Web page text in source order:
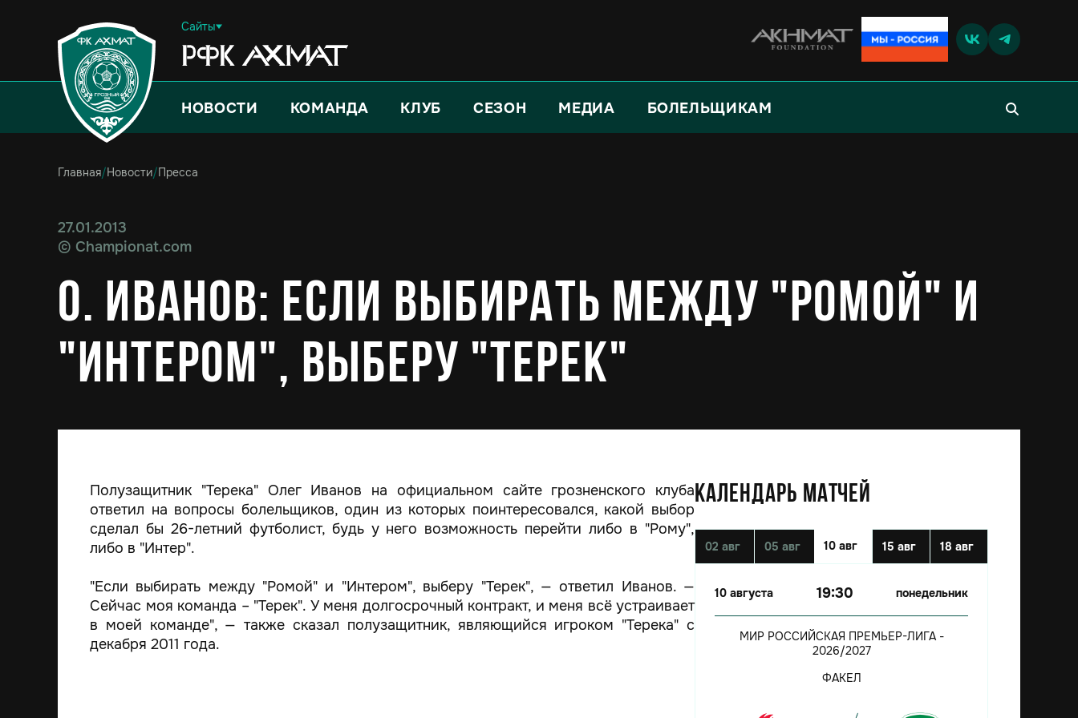
Сайты
НОВОСТИ КОМАНДА КЛУБ СЕЗОН МЕДИА БОЛЕЛЬЩИКАМ
Главная/Новости/Пресса
27.01.2013
© Championat.com
О. Иванов: если выбирать между "Ромой" и
"Интером", выберу "Терек"
КАЛЕНДАРЬ МАТЧЕЙ
02 авг 05 авг 10 авг 15 авг 18 авг
10 августа 19:30 понедельник
МИР РОССИЙСКАЯ ПРЕМЬЕР-ЛИГА -
2026/2027
ФАКЕЛ
Полузащитник "Терека" Олег Иванов на официальном сайте грозненского клуба
ответил на вопросы болельщиков, один из которых поинтересовался, какой выбор
сделал бы 26-летний футболист, будь у него возможность перейти либо в "Рому",
либо в "Интер".
"Если выбирать между "Ромой" и "Интером", выберу "Терек", — ответил Иванов. —
Сейчас моя команда – "Терек". У меня долгосрочный контракт, и меня всё устраивает
в моей команде", — также сказал полузащитник, являющийся игроком "Терека" с
декабря 2011 года.